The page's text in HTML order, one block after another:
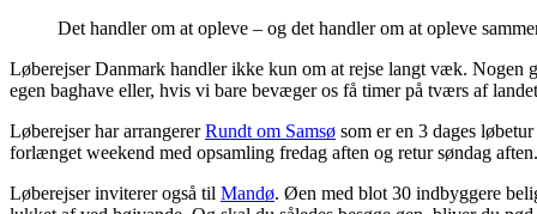
Det handler om at opleve – og det handler om at opleve
Løberejser Danmark handler ikke kun om at rejse langt væk. Nogen
egen baghave eller, hvis vi bare bevæger os få timer på tværs af
Løberejser har arrangererRundt om Samsø som er en 3 dages
forlænget weekend med opsamling fredag aften og retur søndag aften.
Løberejser inviterer også til Mandø. Øen med blot 30 indbyggere